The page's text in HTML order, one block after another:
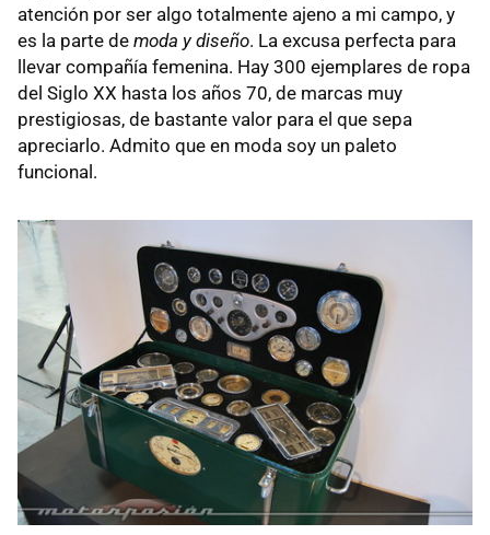
atención por ser algo totalmente ajeno a mi campo, y
es la parte de moda y diseño. La excusa perfecta para
llevar compañía femenina. Hay 300 ejemplares de ropa
del Siglo XX hasta los años 70, de marcas muy
prestigiosas, de bastante valor para el que sepa
apreciarlo. Admito que en moda soy un paleto
funcional.